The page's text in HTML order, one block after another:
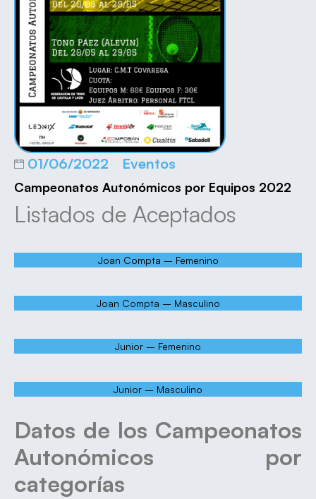
01/06/2022 Eventos
Campeonatos Autonómicos por Equipos 2022
Listados de Aceptados
Joan Compta – Femenino
Joan Compta – Masculino
Junior – Femenino
Junior – Masculino
Datos de los Campeonatos
Autonómicos por
categorías